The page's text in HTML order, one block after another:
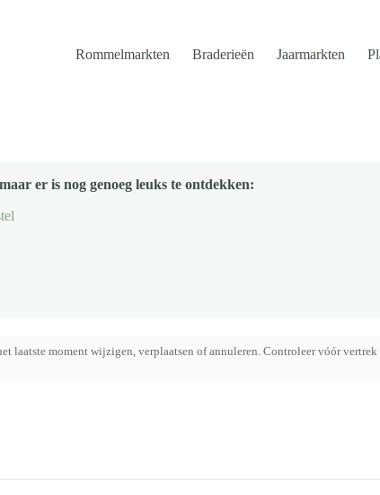
Rommelmarkten Braderieën Jaarmarkten
er is nog genoeg leuks te ontdekken:
laatste moment wijzigen, verplaatsen of annuleren. Controleer vóór